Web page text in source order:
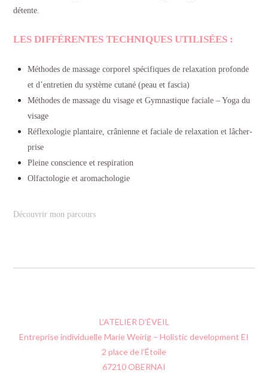
détente.
LES DIFFÉRENTES TECHNIQUES UTILISÉES :
Méthodes de massage corporel spécifiques de relaxation profonde
et d’entretien du système cutané (peau et fascia)
Méthodes de massage du visage et Gymnastique faciale – Yoga du
visage
Réflexologie plantaire, crânienne et faciale de relaxation et lâcher-
prise
Pleine conscience et respiration
Olfactologie et aromachologie
Découvrir mon parcours
L’ATELIER D’ÉVEIL
Entreprise individuelle Marie Weirig – Holistic development EI
2 place de l’Étoile
67210 OBERNAI